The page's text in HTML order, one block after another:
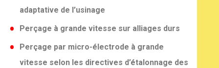
adaptative de l’usinage
Perçage à grande vitesse sur alliages durs
Perçage par micro-électrode à grande
vitesse selon les directives d’étalonnage des